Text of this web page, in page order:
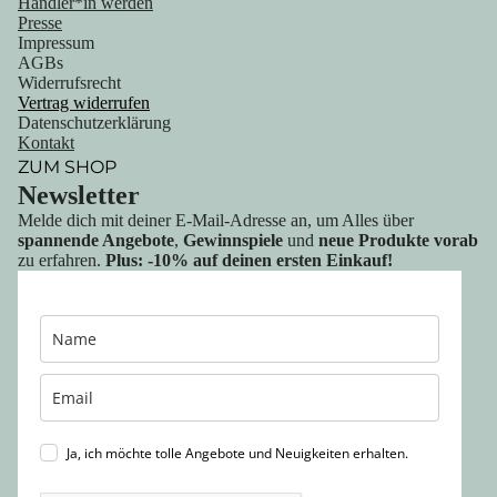
Presse
Impressum
AGBs
Widerrufsrecht
Vertrag widerrufen
Datenschutzerklärung
Kontakt
ZUM SHOP
Newsletter
Melde dich mit deiner E-Mail-Adresse an, um Alles über
spannende Angebote, Gewinnspiele und neue Produkte vorab
zu erfahren. Plus: -10% auf deinen ersten Einkauf!
Ja, ich möchte tolle Angebote und Neuigkeiten erhalten.